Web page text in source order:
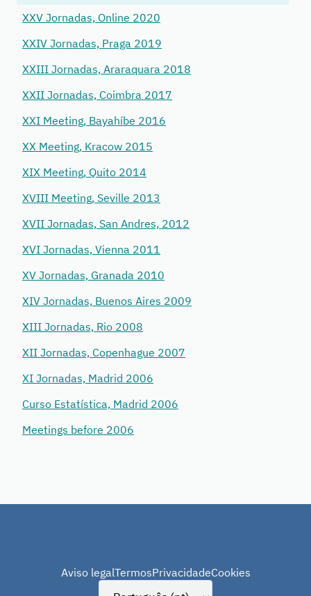
XXV Jornadas, Online 2020
XXIV Jornadas, Praga 2019
XXIII Jornadas, Araraquara 2018
XXII Jornadas, Coimbra 2017
XXI Meeting, Bayahíbe 2016
XX Meeting, Kracow 2015
XIX Meeting, Quito 2014
XVIII Meeting, Seville 2013
XVII Jornadas, San Andres, 2012
XVI Jornadas, Vienna 2011
XV Jornadas, Granada 2010
XIV Jornadas, Buenos Aires 2009
XIII Jornadas, Rio 2008
XII Jornadas, Copenhague 2007
XI Jornadas, Madrid 2006
Curso Estatística, Madrid 2006
Meetings before 2006
Aviso legalTermosPrivacidadeCookies